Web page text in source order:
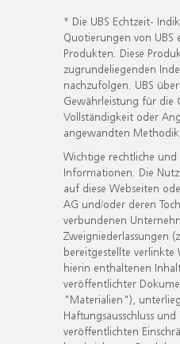
* Die UBS Echtzeit-
Quotierungen von UBS
Produkten. Diese
zugrundeliegenden
nachzufolgen. UBS
Gewährleistung für die
Vollständigkeit oder
angewandten Methodik.
Wichtige rechtliche und
Informationen. Die
auf diese Webseiten
AG und/oder deren
verbundenen
Zweigniederlassungen
bereitgestellte verlinkte
hierin enthaltenen
veröffentlichter
"Materialien"),
Haftungsausschluss
veröffentlichten